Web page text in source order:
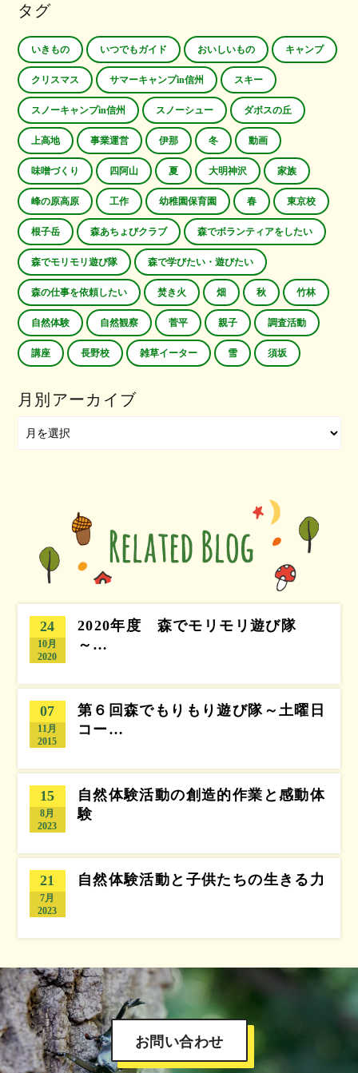
タグ
いきもの いつでもガイド おいしいもの キャンプ
クリスマス サマーキャンプin信州 スキー
スノーキャンプin信州 スノーシュー ダボスの丘
上高地 事業運営 伊那 冬 動画
味噌づくり 四阿山 夏 大明神沢 家族
峰の原高原 工作 幼稚園保育園 春 東京校
根子岳 森あちょびクラブ 森でボランティアをしたい
森でモリモリ遊び隊 森で学びたい・遊びたい
森の仕事を依頼したい 焚き火 畑 秋 竹林
自然体験 自然観察 菅平 親子 調査活動
講座 長野校 雑草イーター 雪 須坂
月別アーカイブ
24
10月
2020
2020年度 森でモリモリ遊び隊
～…
07
11月
2015
第６回森でもりもり遊び隊～土曜日
コー…
15
8月
2023
自然体験活動の創造的作業と感動体
験
21
7月
2023
自然体験活動と子供たちの生きる力
お問い合わせ